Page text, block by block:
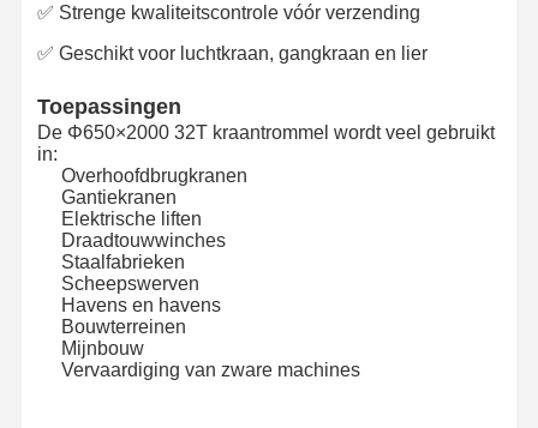
✅ Strenge kwaliteitscontrole vóór verzending
✅ Geschikt voor luchtkraan, gangkraan en lier
Toepassingen
De Φ650×2000 32T kraantrommel wordt veel gebruikt
in:
Overhoofdbrugkranen
Gantiekranen
Elektrische liften
Draadtouwwinches
Staalfabrieken
Scheepswerven
Havens en havens
Bouwterreinen
Mijnbouw
Vervaardiging van zware machines